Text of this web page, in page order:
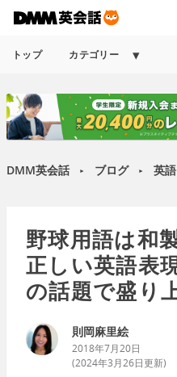
トップ カテゴリー
Expand
menu
DMM英会話 ► ブログ ► 英
野球用語は和
正しい英語表
の話題で盛り
則岡麻里絵
2018年7月20日
(2024年3月26日更新)